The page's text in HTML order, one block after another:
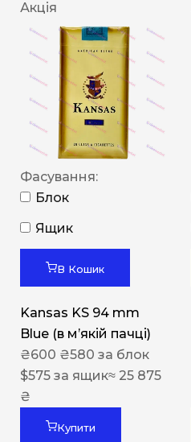
Акція
Фасування:
Блок
Ящик
В Кошик
Kansas KS 94 mm
Blue (в мʼякій пачці)
₴600 ₴580 за блок
$575 за ящик≈ 25 875
₴
Купити